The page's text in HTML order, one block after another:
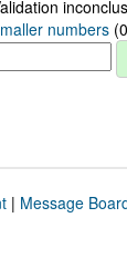
numbers
| Message